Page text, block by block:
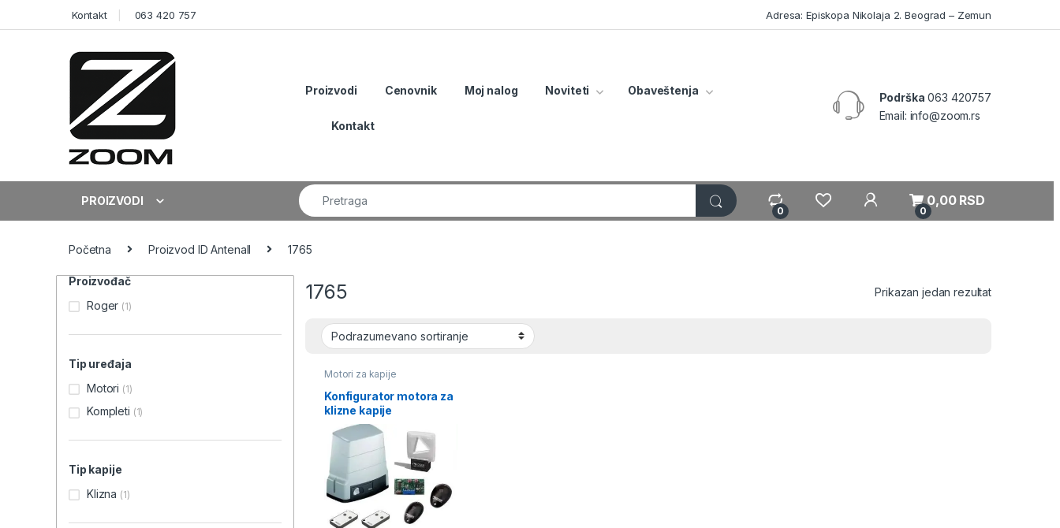
Kontakt 063 420 757 Adresa: Episkopa Nikolaja 2. Beograd – Zemun
Proizvodi Cenovnik Moj nalog Noviteti Obaveštenja
Kontakt
Podrška 063 420757
Email: info@zoom.rs
PROIZVODI
Search for:
0
My Account
0
0,00RSD
Početna Proizvod ID Antenall 1765
1765 Prikazan jedan rezultat
Motori za kapije
Konfigurator motora za
klizne kapije
Proizvođač
Roger (1)
Tip uređaja
Motori (1)
Kompleti (1)
Tip kapije
Klizna (1)